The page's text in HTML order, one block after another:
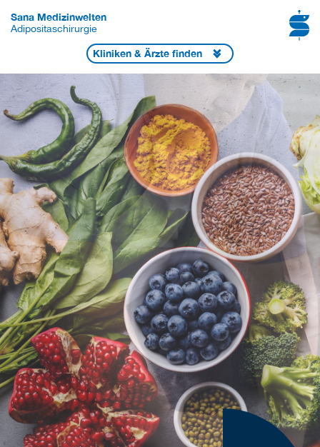
Sana Medizinwelten
Adipositaschirurgie
Kliniken & Ärzte finden